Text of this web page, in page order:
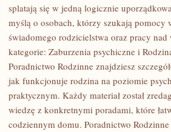
RANDKOWANIE
BUDOWANIE
splatają się w jedną logicznie
myślą o osobach, którzy szukają
świadomego rodzicielstwa oraz pracy nad
kategorie: Zaburzenia psychiczne i
Poradnictwo Rodzinne znajdziesz
jak funkcjonuje rodzina na poziomie
praktycznym. Każdy materiał został
wiedzę z konkretnymi poradami, które
codziennym domu. Poradnictwo